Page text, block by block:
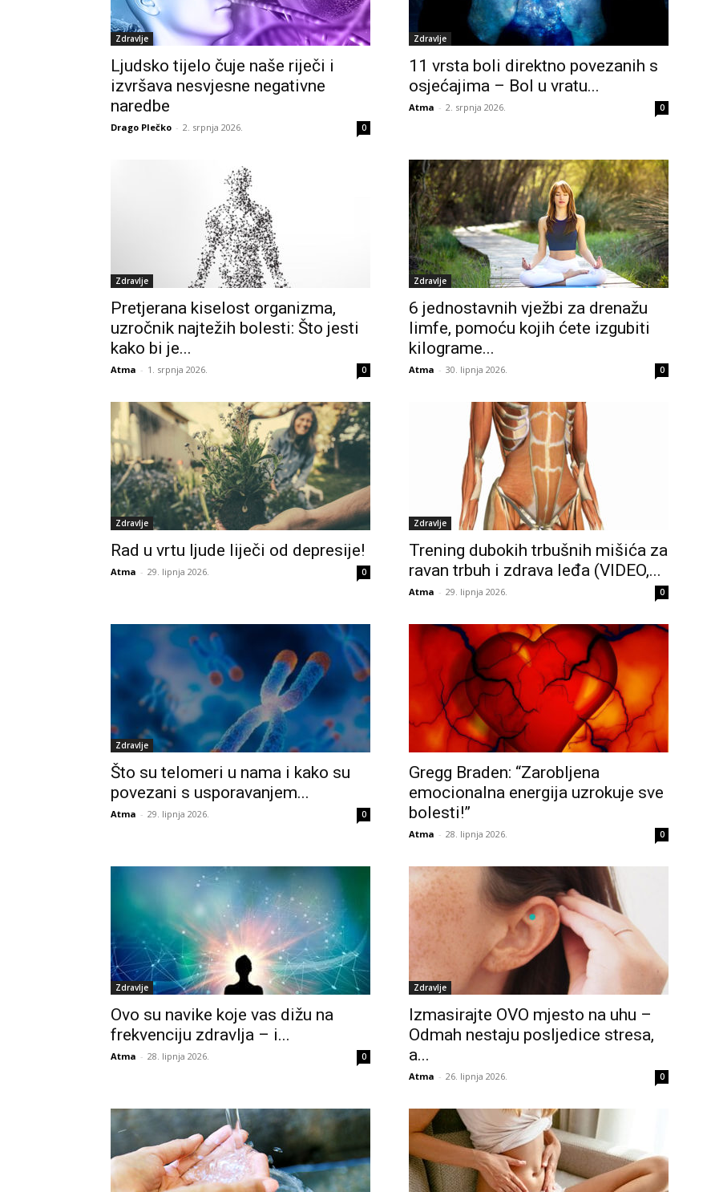
Zdravlje
Ljudsko tijelo čuje naše riječi i
izvršava nesvjesne negativne
naredbe
Drago Plečko - 2. srpnja 2026. 0
Zdravlje
11 vrsta boli direktno povezanih s
osjećajima – Bol u vratu...
Atma - 2. srpnja 2026. 0
Zdravlje
Pretjerana kiselost organizma,
uzročnik najtežih bolesti: Što jesti
kako bi je...
Atma - 1. srpnja 2026. 0
Zdravlje
6 jednostavnih vježbi za drenažu
limfe, pomoću kojih ćete izgubiti
kilograme...
Atma - 30. lipnja 2026. 0
Zdravlje
Rad u vrtu ljude liječi od depresije!
Atma - 29. lipnja 2026. 0
Zdravlje
Trening dubokih trbušnih mišića za
ravan trbuh i zdrava leđa (VIDEO,...
Atma - 29. lipnja 2026. 0
Zdravlje
Što su telomeri u nama i kako su
povezani s usporavanjem...
Atma - 29. lipnja 2026. 0
Gregg Braden: “Zarobljena
emocionalna energija uzrokuje sve
bolesti!”
Atma - 28. lipnja 2026. 0
Zdravlje
Ovo su navike koje vas dižu na
frekvenciju zdravlja – i...
Atma - 28. lipnja 2026. 0
Zdravlje
Izmasirajte OVO mjesto na uhu –
Odmah nestaju posljedice stresa,
a...
Atma - 26. lipnja 2026. 0